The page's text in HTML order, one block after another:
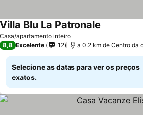
Casa/apartamento inteiro
Villa Blu La Patronale
8,8 Excelente 12 a 0.2 km de Centro da
Selecione as datas para ver os preços
exatos.